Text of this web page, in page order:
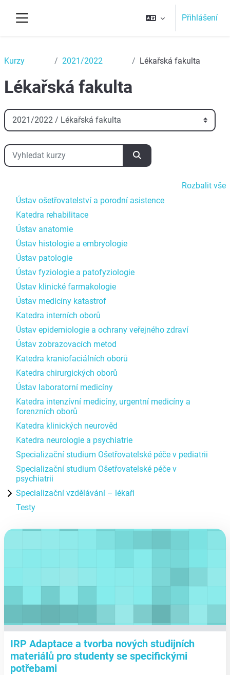
Přihlášení
Kurzy 2021/2022 Lékařská fakulta
Lékařská fakulta
Kategorie kurzů
Vyhledat kurzy
Vyhledat kurzy
Rozbalit vše
Ústav ošetřovatelství a porodní asistence
Katedra rehabilitace
Ústav anatomie
Ústav histologie a embryologie
Ústav patologie
Ústav fyziologie a patofyziologie
Ústav klinické farmakologie
Ústav medicíny katastrof
Katedra interních oborů
Ústav epidemiologie a ochrany veřejného zdraví
Ústav zobrazovacích metod
Katedra kraniofaciálních oborů
Katedra chirurgických oborů
Ústav laboratorní medicíny
Katedra intenzívní medicíny, urgentní medicíny a
forenzních oborů
Katedra klinických neurověd
Katedra neurologie a psychiatrie
Specializační studium Ošetřovatelské péče v pediatrii
Specializační studium Ošetřovatelské péče v
psychiatrii
Specializační vzdělávání – lékaři
Testy
aa
IRP Adaptace a tvorba nových studijních
materiálů pro studenty se specifickými
potřebami